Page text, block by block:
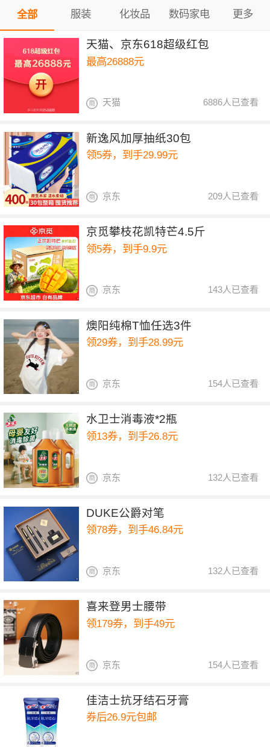
全部 服装 化妆品 数码家电 更多
天猫、京东618超级红包
最高26888元
6886人已查看
天猫
新逸风加厚抽纸30包
领5券，到手29.99元
209人已查看
京东
京觅攀枝花凯特芒4.5斤
领5券，到手9.9元
143人已查看
京东
燠阳纯棉T恤任选3件
领29券，到手28.99元
154人已查看
京东
水卫士消毒液*2瓶
领13券，到手26.8元
132人已查看
京东
DUKE公爵对笔
领78券，到手46.84元
132人已查看
京东
喜来登男士腰带
领179券，到手49元
154人已查看
京东
佳洁士抗牙结石牙膏
券后26.9元包邮